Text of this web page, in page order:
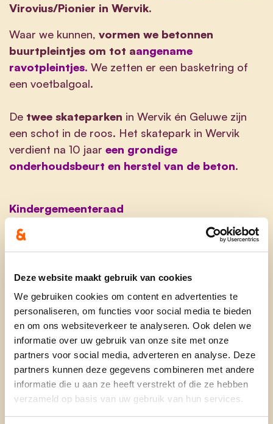
Deze website maakt gebruik van cookies
We gebruiken cookies om content en advertenties te
personaliseren, om functies voor social media te bieden
en om ons websiteverkeer te analyseren. Ook delen we
informatie over uw gebruik van onze site met onze
partners voor social media, adverteren en analyse. Deze
partners kunnen deze gegevens combineren met andere
informatie die u aan ze heeft verstrekt of die ze hebben
verzameld op basis van uw gebruik van hun services.
Virovius/Pionier in Wervik.
Waar we kunnen, vormen we betonnen
buurtpleintjes om tot aangename
ravotpleintjes. We zetten er een basketring of
een voetbalgoal.
De twee skateparken in Wervik én Geluwe zijn
een schot in de roos. Het skatepark in Wervik
verdient na 10 jaar een grondige
onderhoudsbeurt en herstel van de beton.
Kindergemeenteraad
Om de jeugd van jongsaf aan te betrekken, willen
we in onze stad
een kindergemeenteraad
én
met de verschillende leerlingenraden in de lagere
scholen.
Jeugdbewegingen
De jeugdbewegingen in Wervik en Geluwe tellen
samen bijna 1.000 leden. We moeten ze meer
inspraak geven in het beleid. Hun specifieke
vragen rond infrastructuur of ravotpleintjes of
materiaal om op kamp te gaan etc. verdienen een